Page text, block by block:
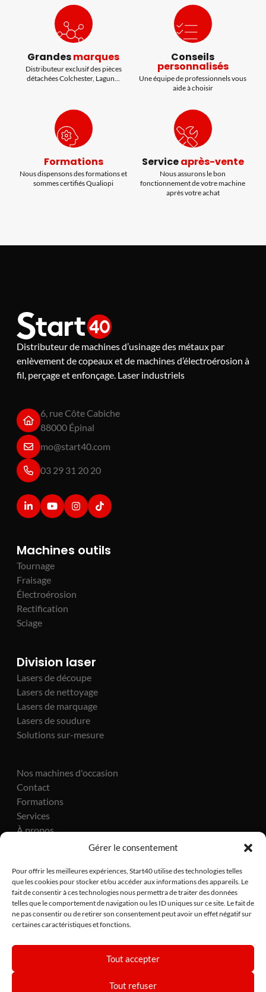
Gérer le consentement
Pour offrir les meilleures expériences, Start40 utilise des technologies telles
que les cookies pour stocker et/ou accéder aux informations des appareils. Le
fait de consentir à ces technologies nous permettra de traiter des données
telles que le comportement de navigation ou les ID uniques sur ce site. Le fait de
ne pas consentir ou de retirer son consentement peut avoir un effet négatif sur
certaines caractéristiques et fonctions.
Tout accepter
Tout refuser
Grandesmarques
Distributeur exclusif des pièces
détachées Colchester, Lagun...
Conseils
personnalisés
Une équipe de professionnels vous
aide à choisir
Formations
Nous dispensons des formations et
sommes certifiés Qualiopi
Serviceaprès-vente
Nous assurons le bon
fonctionnement de votre machine
après votre achat
Distributeur de machines d’usinage des métaux par
enlèvement de copeaux et de machines d’électroérosion à
fil, perçage et enfonçage. Laser industriels
6, rue Côte Cabiche
88000 Épinal
mo@start40.com
03 29 31 20 20
Machines outils
Tournage
Fraisage
Électroérosion
Rectification
Sciage
Division laser
Lasers de découpe
Lasers de nettoyage
Lasers de marquage
Lasers de soudure
Solutions sur-mesure
Nos machines d'occasion
Contact
Formations
Services
À propos
Site réalisé par Lézards Création